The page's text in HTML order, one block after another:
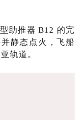
助推器 B12 的完
静态点火，飞船
轨道。